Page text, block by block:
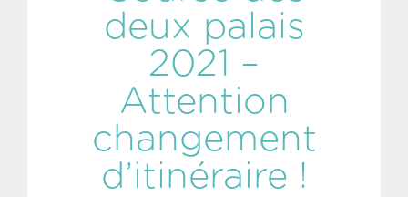
deux palais
2021 –
Attention
changement
d’itinéraire !